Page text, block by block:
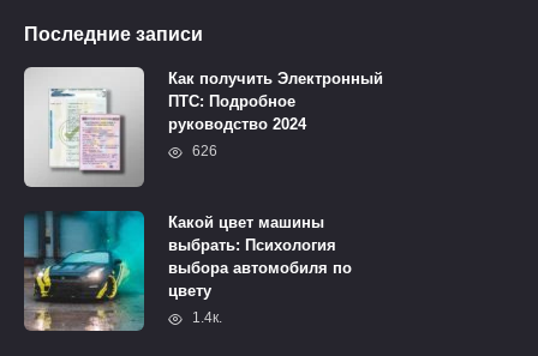
Последние записи
Как получить Электронный
ПТС: Подробное
руководство 2024
626
Какой цвет машины
выбрать: Психология
выбора автомобиля по
цвету
1.4к.